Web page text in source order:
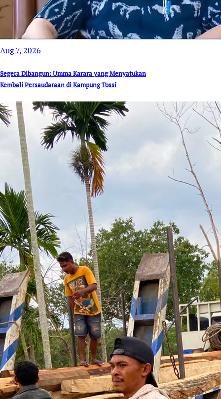
Aug 7, 2026
Segera Dibangun: Umma Karara yang Menyatukan
Kembali Persaudaraan di Kampung Tossi